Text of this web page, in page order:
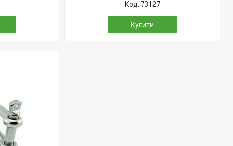
73127
Купити